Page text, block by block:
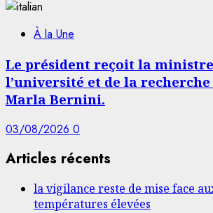
À la Une
Le président reçoit la
l’université et de la recherche
Marla Bernini.
03/08/2026 0
Articles récents
la vigilance reste de mise face
températures élevées